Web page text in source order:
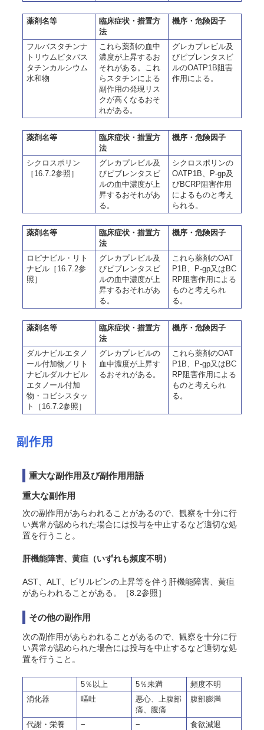
薬剤名等
臨床症状・措置方
法
機序・危険因子
フルバスタチンナ
トリウムピタバス
タチンカルシウム
水和物
これら薬剤の血中
濃度が上昇するお
それがある。これ
らスタチンによる
副作用の発現リス
クが高くなるおそ
れがある。
グレカプレビル及
びピブレンタスビ
ルのOATP1B阻害
作用による。
薬剤名等
臨床症状・措置方
法
機序・危険因子
シクロスポリン
［16.7.2参照］
グレカプレビル及
びピブレンタスビ
ルの血中濃度が上
昇するおそれがあ
る。
シクロスポリンの
OATP1B、P-gp及
びBCRP阻害作用
によるものと考え
られる。
薬剤名等
臨床症状・措置方
法
機序・危険因子
ロピナビル・リト
ナビル［16.7.2参
照］
グレカプレビル及
びピブレンタスビ
ルの血中濃度が上
昇するおそれがあ
る。
これら薬剤のOAT
P1B、P-gp又はBC
RP阻害作用による
ものと考えられ
る。
薬剤名等
臨床症状・措置方
法
機序・危険因子
ダルナビルエタノ
ール付加物／リト
ナビルダルナビル
エタノール付加
物・コビシスタッ
ト［16.7.2参照］
グレカプレビルの
血中濃度が上昇す
るおそれがある。
これら薬剤のOAT
P1B、P-gp又はBC
RP阻害作用による
ものと考えられ
る。
副作用
重大な副作用及び副作用用語
重大な副作用
次の副作用があらわれることがあるので、観察を十分に行
い異常が認められた場合には投与を中止するなど適切な処
置を行うこと。
肝機能障害、黄疸 （いずれも頻度不明）
AST、ALT、ビリルビンの上昇等を伴う肝機能障害、黄疸
があらわれることがある。［8.2参照］
その他の副作用
次の副作用があらわれることがあるので、観察を十分に行
い異常が認められた場合には投与を中止するなど適切な処
置を行うこと。
5％以上 5％未満
頻度不明
消化器
嘔吐
悪心、上腹部
痛、腹痛
腹部膨満
代謝・栄養 − −
食欲減退